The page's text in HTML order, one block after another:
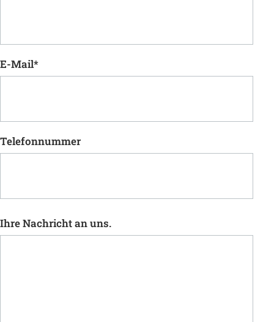
E-Mail*
Telefonnummer
Ihre Nachricht an uns.